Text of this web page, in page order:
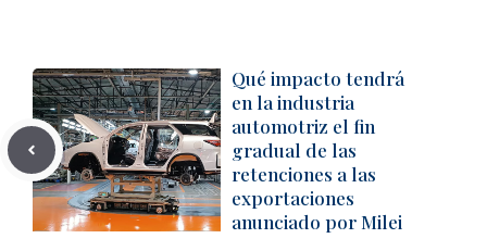
Qué impacto tendrá
en la industria
automotriz el fin
gradual de las
retenciones a las
exportaciones
anunciado por Milei